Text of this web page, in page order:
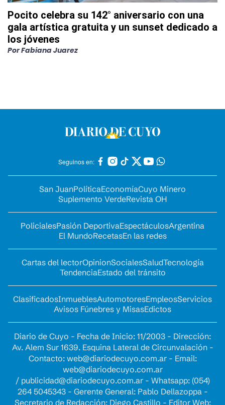
Pocito celebra su 142° aniversario con una
gala artística gratuita y un sunset dedicado a
los jóvenes
PorFabiana Juarez
Seguinos en:
San JuanPolíticaEconomíaCuyo Minero
Suplemento VerdeRevista OH
PolicialesPasión DeportivaEspectáculosArgentina
El MundoRecetasEn las redes
Cartas del lectorOpinionSocialesSaludTecnología
TendenciaEstado del tránsito
ClasificadosInmueblesAutomotoresEmpleosServicios
Avisos Fúnebres y MisasEdictos
Diario de Cuyo - Fecha de Inicio: 11/2003 - Dirección:
Av. Alem Sur 1639. Esquina Lateral de Circunvalación -
Contacto: web@diariodecuyo.com.ar- Email:
web@diariodecuyo.com.ar
/ publicidad@diariodecuyo.com.ar- Whatsapp: (054)
264 5045343 - Gerente General: Pablo Dellazoppa -
Secretario de Redacción: Diego Castillo - Editor Web: